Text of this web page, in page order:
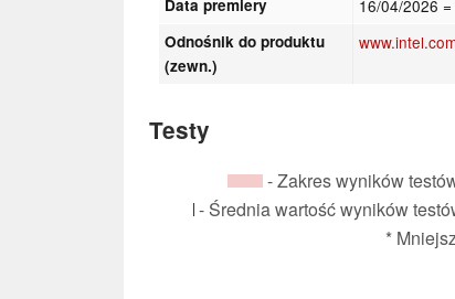
Data premiery 16/04/2026
Odnośnik do produktu
(zewn.)
Testy
- Zakres wyników
- Średnia wartość wyników
*